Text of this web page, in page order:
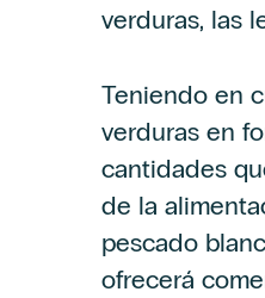
verduras, las
Teniendo en
verduras en
cantidades
de la
pescado
ofrecerá